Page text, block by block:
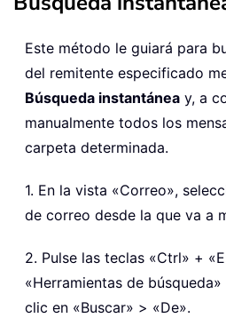
Este método le guiará para
del remitente especificado
Búsqueda instantánea y, a
manualmente todos los
carpeta determinada.
1. En la vista «Correo»,
de correo desde la que va a
2. Pulse las teclas «Ctrl» +
«Herramientas de
clic en «Buscar» > «De».